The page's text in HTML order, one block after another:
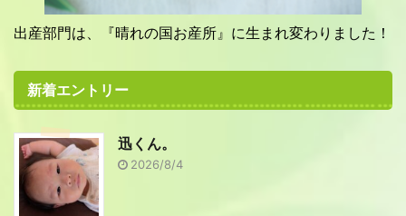
出産部門は、『晴れの国お産所』に生まれ変わりました！
新着エントリー
迅くん。
2026/8/4